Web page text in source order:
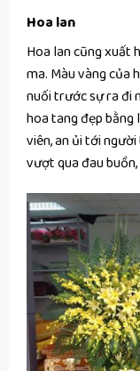
Hoa lan
Hoa lan cũng xuất
ma. Màu vàng của
nuối trước sự ra đi
hoa tang đẹp bằng
viên, an ủi tới
vượt qua đau